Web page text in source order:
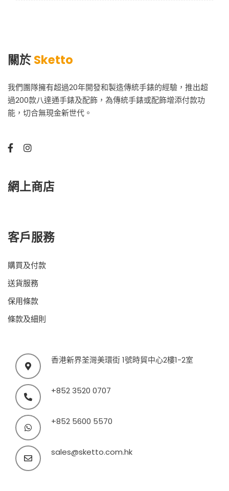
關於Sketto
我們團隊擁有超過20年開發和製造傳統手錶的經驗，推出超
過200款八達通手錶及配飾，為傳統手錶或配飾增添付款功
能，切合無現金新世代。
網上商店
客戶服務
購買及付款
送貨服務
保用條款
條款及細則
香港新界荃灣美環街 1號時貿中心2樓1-2室
+852 3520 0707
+852 5600 5570
sales@sketto.com.hk